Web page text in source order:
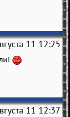
11 12:25
11 12:37